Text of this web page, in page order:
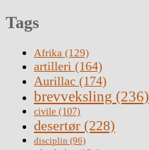
Tags
Afrika (129)
artilleri (164)
Aurillac (174)
brevveksling (236)
civile (107)
desertør (228)
disciplin (96)